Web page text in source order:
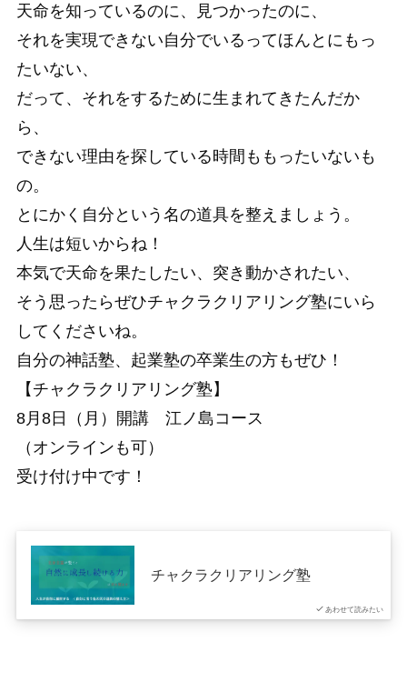
天命を知っているのに、見つかったのに、
それを実現できない自分でいるってほんとにもっ
たいない、
だって、それをするために生まれてきたんだか
ら、
できない理由を探している時間ももったいないも
の。
とにかく自分という名の道具を整えましょう。
人生は短いからね！
本気で天命を果たしたい、突き動かされたい、
そう思ったらぜひチャクラクリアリング塾にいら
してくださいね。
自分の神話塾、起業塾の卒業生の方もぜひ！
【チャクラクリアリング塾】
8月8日（月）開講 江ノ島コース
（オンラインも可）
受け付け中です！
あわせて読みたい
チャクラクリアリング塾